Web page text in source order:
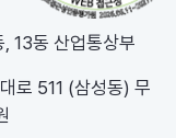
13동 산업통상부
로 511 (삼성동) 무